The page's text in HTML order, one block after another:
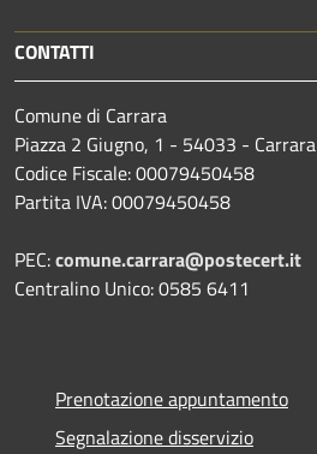
CONTATTI
Comune di Carrara
Piazza 2 Giugno, 1 - 54033 - Carrara
Codice Fiscale: 00079450458
Partita IVA: 00079450458
PEC:comune.carrara@postecert.it
Centralino Unico: 0585 6411
Prenotazione appuntamento
Segnalazione disservizio